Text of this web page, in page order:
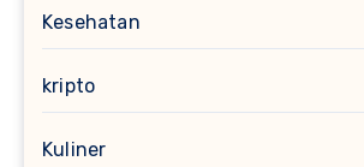
Kesehatan
kripto
Kuliner